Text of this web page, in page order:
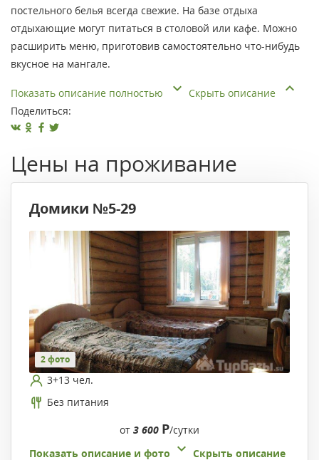
постельного белья всегда свежие. На базе отдыха
отдыхающие могут питаться в столовой или кафе. Можно
расширить меню, приготовив самостоятельно что-нибудь
вкусное на мангале.
Показать описание полностью
Скрыть описание
Поделиться:
Цены на проживание
Домики №5-29
2 фото
3+13 чел.
Без питания
от 3 600 Р/сутки
Показать описание и фото
Скрыть описание